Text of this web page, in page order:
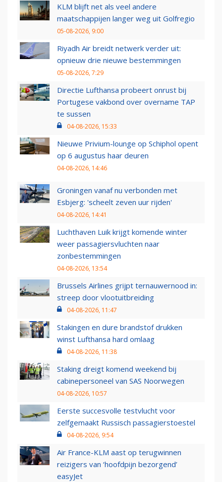
KLM blijft net als veel andere
maatschappijen langer weg uit Golfregio
05-08-2026, 9:00
Riyadh Air breidt netwerk verder uit:
opnieuw drie nieuwe bestemmingen
05-08-2026, 7:29
Directie Lufthansa probeert onrust bij
Portugese vakbond over overname TAP
te sussen
04-08-2026, 15:33
Nieuwe Privium-lounge op Schiphol opent
op 6 augustus haar deuren
04-08-2026, 14:46
Groningen vanaf nu verbonden met
Esbjerg: 'scheelt zeven uur rijden'
04-08-2026, 14:41
Luchthaven Luik krijgt komende winter
weer passagiersvluchten naar
zonbestemmingen
04-08-2026, 13:54
Brussels Airlines grijpt ternauwernood in:
streep door vlootuitbreiding
04-08-2026, 11:47
Stakingen en dure brandstof drukken
winst Lufthansa hard omlaag
04-08-2026, 11:38
Staking dreigt komend weekend bij
cabinepersoneel van SAS Noorwegen
04-08-2026, 10:57
Eerste succesvolle testvlucht voor
zelfgemaakt Russisch passagierstoestel
04-08-2026, 9:54
Air France-KLM aast op terugwinnen
reizigers van ‘hoofdpijn bezorgend’
easyJet